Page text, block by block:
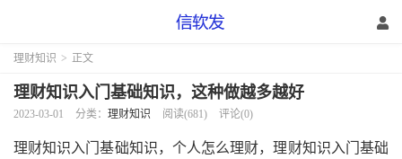
理财知识 > 正文
理财知识入门基础知识，这种做越多越好
2023-03-01 分类： 理财知识 阅读(681) 评论(0)
理财知识入门基础知识，个人怎么理财，理财知识入门基础